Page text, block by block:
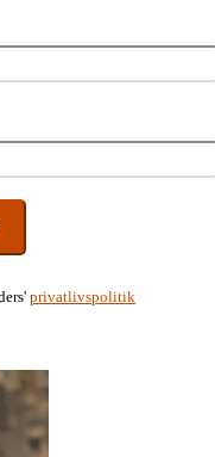
privatlivspolitik